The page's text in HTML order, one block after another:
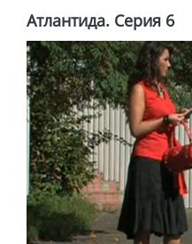
Атлантида. Серия 6